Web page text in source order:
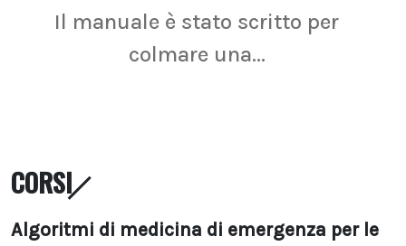
Il manuale è stato scritto per
colmare una...
CORSI
Algoritmi di medicina di emergenza per le